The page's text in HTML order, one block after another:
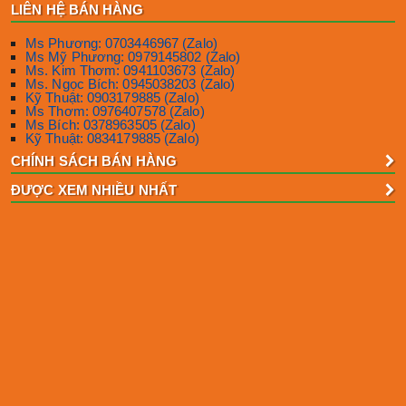
LIÊN HỆ BÁN HÀNG
Ms Phương: 0703446967 (Zalo)
Ms Mỹ Phương: 0979145802 (Zalo)
Ms. Kim Thơm: 0941103673 (Zalo)
Ms. Ngọc Bích: 0945038203 (Zalo)
Kỹ Thuật: 0903179885 (Zalo)
Ms Thơm: 0976407578 (Zalo)
Ms Bích: 0378963505 (Zalo)
Kỹ Thuật: 0834179885 (Zalo)
CHÍNH SÁCH BÁN HÀNG
ĐƯỢC XEM NHIỀU NHẤT